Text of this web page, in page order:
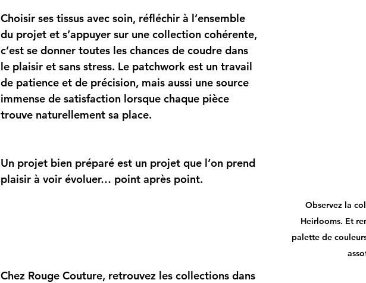
Observez la
Heirlooms. Et
palette de
Choisir ses tissus avec soin, réfléchir à l’ensemble
du projet et s’appuyer sur une collection cohérente,
c’est se donner toutes les chances de coudre dans
le plaisir et sans stress. Le patchwork est un travail
de patience et de précision, mais aussi une source
immense de satisfaction lorsque chaque pièce
trouve naturellement sa place.
Un projet bien préparé est un projet que l’on prend
plaisir à voir évoluer… point après point.
Chez Rouge Couture, retrouvez les collections dans